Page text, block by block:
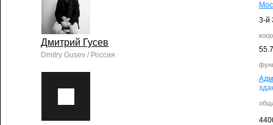
3-й
Дмитрий Гусев
Dmitry Gusev / Россия